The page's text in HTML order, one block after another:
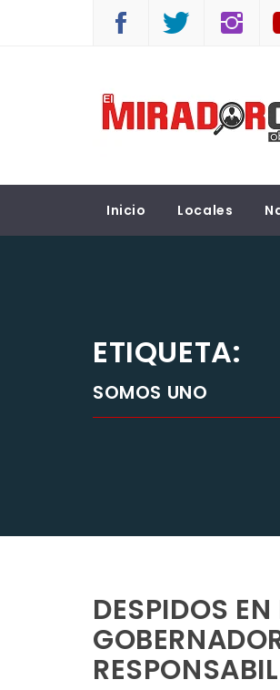
EL MIRADOR
Inicio Locales
ETIQUETA:
SOMOS UNO
DESPIDOS